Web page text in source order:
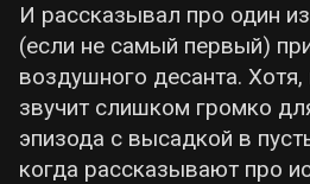
И рассказывал про один
(если не самый первый)
воздушного десанта. Хотя,
звучит слишком громко
эпизода с высадкой в
когда рассказывают про